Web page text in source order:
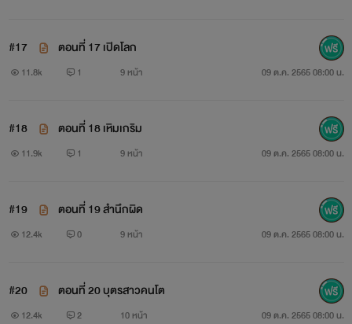
#17 ตอนที่ 17 เปิดโลก
11.8k 1 9 หน้า 09 ต.ค. 2565 08:00 น.
#18 ตอนที่ 18 เหิมเกริม
11.9k 1 9 หน้า 09 ต.ค. 2565 08:00 น.
#19 ตอนที่ 19 สำนึกผิด
12.4k 0 9 หน้า 09 ต.ค. 2565 08:00 น.
#20 ตอนที่ 20 บุตรสาวคนโต
12.4k 2 10 หน้า 09 ต.ค. 2565 08:00 น.